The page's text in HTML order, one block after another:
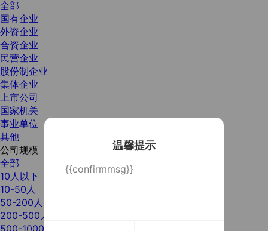
温馨提示
{{confirmmsg}}
全部
国有企业
外资企业
合资企业
民营企业
股份制企业
集体企业
上市公司
国家机关
事业单位
其他
公司规模
全部
10人以下
10-50人
50-200人
200-500人
500-1000人